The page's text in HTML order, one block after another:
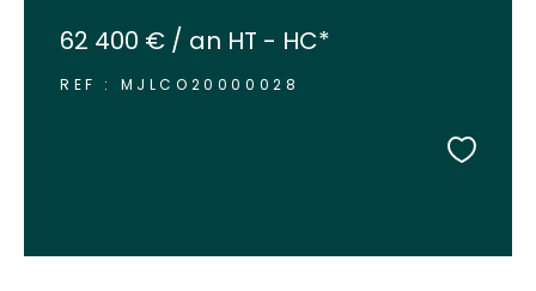
62 400 € / an HT - HC*
REF : MJLCO20000028